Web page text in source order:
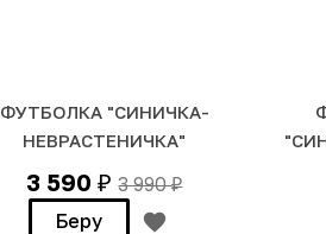
ФУТБОЛКА "СИНИЧКА-
НЕВРАСТЕНИЧКА"
3 590₽ 3 990₽
Беру